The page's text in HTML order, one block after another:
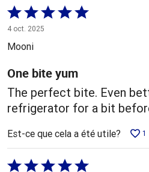
Coté
5 sur
5
4 oct. 2025
Mooni
One bite yum
The perfect bite. Even
refrigerator for a bit
Est-ce que cela a été utile? 1
Coté